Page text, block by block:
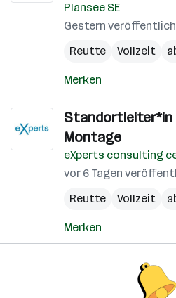
Plansee SE
Gestern
Reutte
Vollzeit
Merken
Standortleiter*in
Montage
eXperts consulting
vor 6 Tagen
Reutte
Vollzeit
Merken